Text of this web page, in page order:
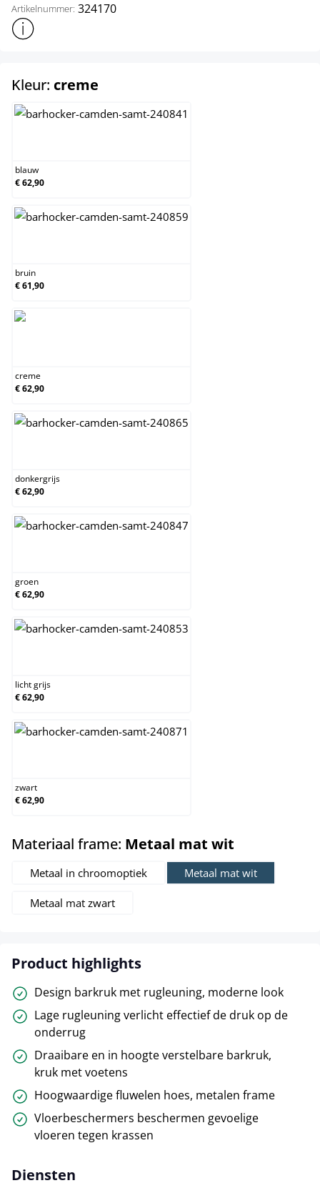
Artikelnummer: 324170
Toon meer productinformatie
Kleur: creme
blauw
€ 62,90
bruin
€ 61,90
creme
€ 62,90
donkergrijs
€ 62,90
groen
€ 62,90
licht grijs
€ 62,90
zwart
€ 62,90
Materiaal frame: Metaal mat wit
Metaal in chroomoptiek Metaal mat wit
Metaal mat zwart
Product highlights
Design barkruk met rugleuning, moderne look
Lage rugleuning verlicht effectief de druk op de
onderrug
Draaibare en in hoogte verstelbare barkruk,
kruk met voetens
Hoogwaardige fluwelen hoes, metalen frame
Vloerbeschermers beschermen gevoelige
vloeren tegen krassen
Diensten